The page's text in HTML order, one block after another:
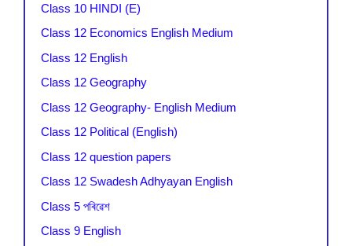
Class 10 HINDI (E)
Class 12 Economics English Medium
Class 12 English
Class 12 Geography
Class 12 Geography- English Medium
Class 12 Political (English)
Class 12 question papers
Class 12 Swadesh Adhyayan English
Class 5 পৰিৱেশ
Class 9 English